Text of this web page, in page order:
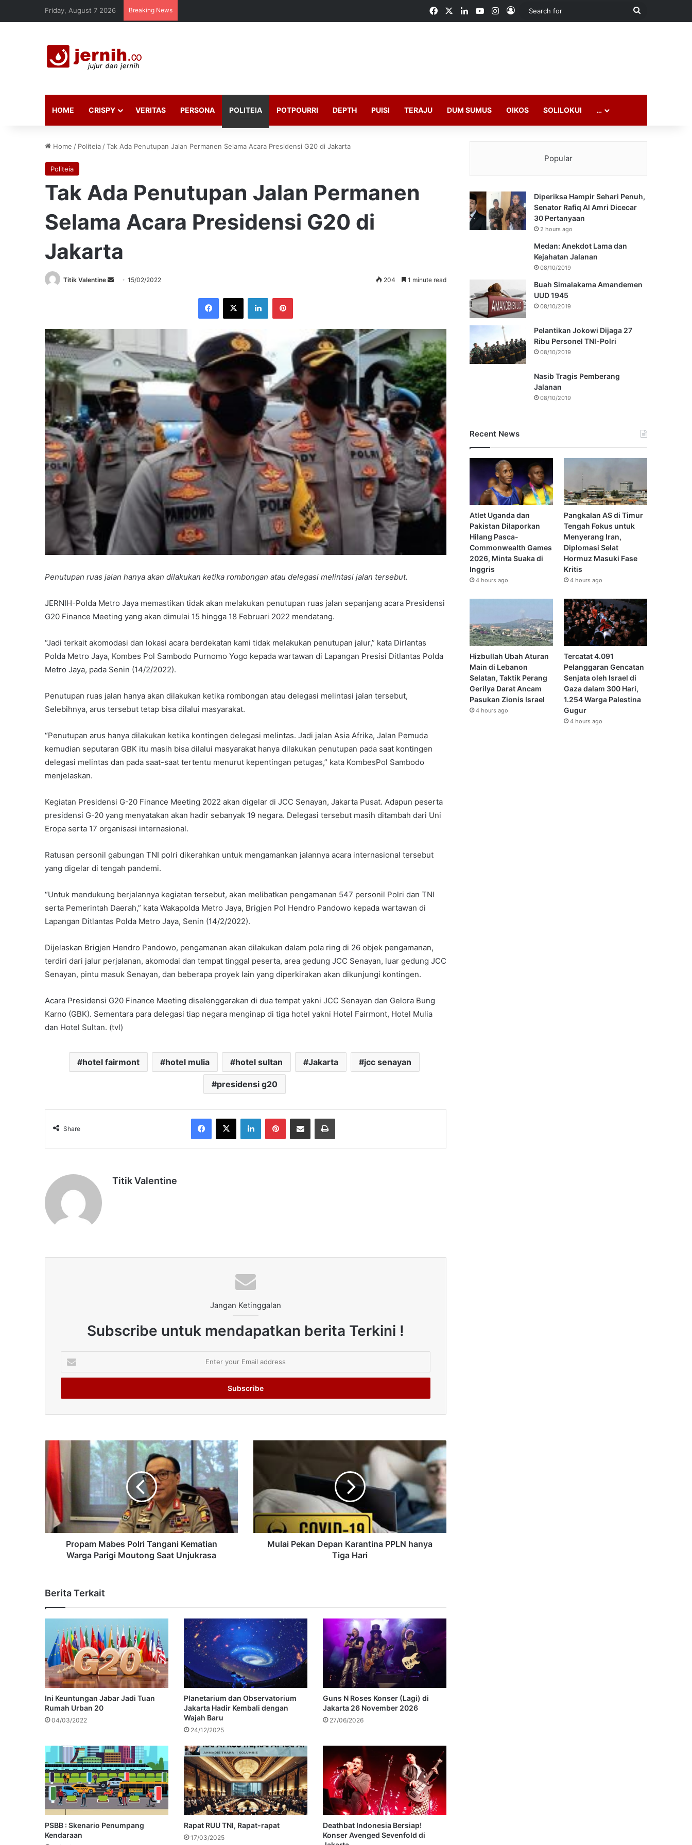
Friday, August 7 2026 Breaking News FacebookLinkedInYouTubeInstagram
Log In
Search
HOME CRISPY VERITAS PERSONA POLITEIA POTPOURRI DEPTH PUISI TERAJU DUM SUMUS OIKOS SOLILOKUI …
Home / Politeia /Tak Ada Penutupan Jalan Permanen Selama Acara Presidensi G20 di Jakarta
Politeia
Tak Ada Penutupan Jalan Permanen
Selama Acara Presidensi G20 di
Jakarta
Titik Valentine
Send15/02/2022 204 1 minute read
Facebook
X LinkedInPinterest
Penutupan ruas jalan hanya akan dilakukan ketika rombongan atau delegasi melintasi jalan tersebut.
JERNIH-Polda Metro Jaya memastikan tidak akan melakukan penutupan ruas jalan sepanjang acara Presidensi
G20 Finance Meeting yang akan dimulai 15 hingga 18 Februari 2022 mendatang.
“Jadi terkait akomodasi dan lokasi acara berdekatan kami tidak melakukan penutupan jalur,” kata Dirlantas
Polda Metro Jaya, Kombes Pol Sambodo Purnomo Yogo kepada wartawan di Lapangan Presisi Ditlantas Polda
Metro Jaya, pada Senin (14/2/2022).
Penutupan ruas jalan hanya akan dilakukan ketika rombongan atau delegasi melintasi jalan tersebut,
Selebihnya, arus tersebut tetap bisa dilalui masyarakat.
“Penutupan arus hanya dilakukan ketika kontingen delegasi melintas. Jadi jalan Asia Afrika, Jalan Pemuda
kemudian seputaran GBK itu masih bisa dilalui masyarakat hanya dilakukan penutupan pada saat kontingen
delegasi melintas dan pada saat-saat tertentu menurut kepentingan petugas,” kata KombesPol Sambodo
menjelaskan.
Kegiatan Presidensi G-20 Finance Meeting 2022 akan digelar di JCC Senayan, Jakarta Pusat. Adapun peserta
presidensi G-20 yang menyatakan akan hadir sebanyak 19 negara. Delegasi tersebut masih ditambah dari Uni
Eropa serta 17 organisasi internasional.
Ratusan personil gabungan TNI polri dikerahkan untuk mengamankan jalannya acara internasional tersebut
yang digelar di tengah pandemi.
“Untuk mendukung berjalannya kegiatan tersebut, akan melibatkan pengamanan 547 personil Polri dan TNI
serta Pemerintah Daerah,” kata Wakapolda Metro Jaya, Brigjen Pol Hendro Pandowo kepada wartawan di
Lapangan Ditlantas Polda Metro Jaya, Senin (14/2/2022).
Dijelaskan Brigjen Hendro Pandowo, pengamanan akan dilakukan dalam pola ring di 26 objek pengamanan,
terdiri dari jalur perjalanan, akomodai dan tempat tinggal peserta, area gedung JCC Senayan, luar gedung JCC
Senayan, pintu masuk Senayan, dan beberapa proyek lain yang diperkirakan akan dikunjungi kontingen.
Acara Presidensi G20 Finance Meeting diselenggarakan di dua tempat yakni JCC Senayan dan Gelora Bung
Karno (GBK). Sementara para delegasi tiap negara menginap di tiga hotel yakni Hotel Fairmont, Hotel Mulia
dan Hotel Sultan. (tvl)
hotel fairmont hotel mulia hotel sultan Jakarta jcc senayan
presidensi g20
Share
Facebook
X LinkedInPinterestShare via Email Print
Titik Valentine
Jangan Ketinggalan
Subscribe untuk mendapatkan berita Terkini !
your
Email
Propam Mabes Polri Tangani Kematian
Warga Parigi Moutong Saat Unjukrasa
Mulai Pekan Depan Karantina PPLN hanya
Tiga Hari
Berita Terkait
Ini Keuntungan Jabar Jadi Tuan
Rumah Urban 20
04/03/2022
Planetarium dan Observatorium
Jakarta Hadir Kembali dengan
Wajah Baru
24/12/2025
Guns N Roses Konser (Lagi) di
Jakarta 26 November 2026
27/06/2026
PSBB : Skenario Penumpang
Kendaraan
Rapat RUU TNI, Rapat-rapat
17/03/2025
Deathbat Indonesia Bersiap!
Konser Avenged Sevenfold di
Popular
Diperiksa Hampir Sehari Penuh,
Senator Rafiq Al Amri Dicecar
30 Pertanyaan
2 hours ago
Medan: Anekdot Lama dan
Kejahatan Jalanan
08/10/2019
Buah Simalakama Amandemen
UUD 1945
08/10/2019
Pelantikan Jokowi Dijaga 27
Ribu Personel TNI-Polri
08/10/2019
Nasib Tragis Pemberang
Jalanan
08/10/2019
Recent News
Atlet Uganda dan
Pakistan Dilaporkan
Hilang Pasca-
Commonwealth Games
2026, Minta Suaka di
Inggris
4 hours ago
Pangkalan AS di Timur
Tengah Fokus untuk
Menyerang Iran,
Diplomasi Selat
Hormuz Masuki Fase
Kritis
4 hours ago
Hizbullah Ubah Aturan
Main di Lebanon
Selatan, Taktik Perang
Gerilya Darat Ancam
Pasukan Zionis Israel
4 hours ago
Tercatat 4.091
Pelanggaran Gencatan
Senjata oleh Israel di
Gaza dalam 300 Hari,
1.254 Warga Palestina
Gugur
4 hours ago